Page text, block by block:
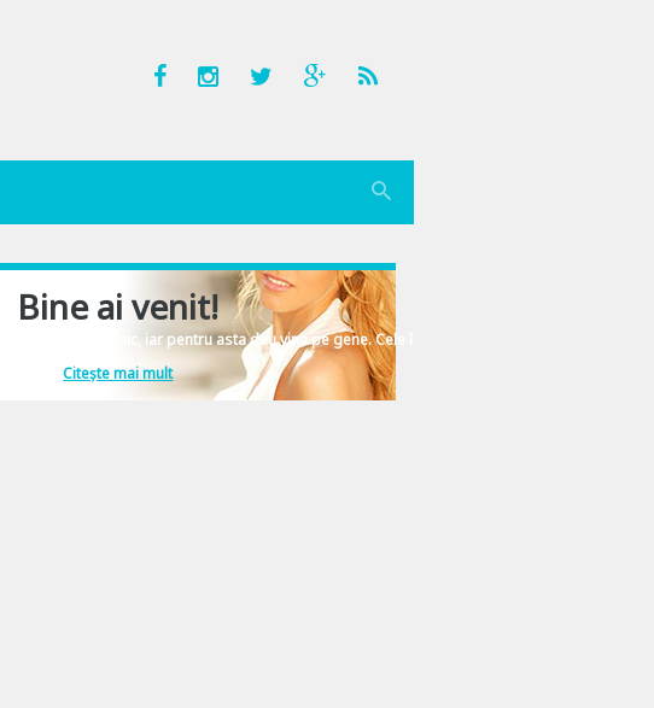
in cercurile care trebuie. De esti curios: Poza a fost facuta acum cateva zile in parcarea
Bine ai venit!
Îmi place să comunic, iar pentru asta dau vina pe gene. Cele înscrise în ADN-ul femeiesc.
Citește mai mult